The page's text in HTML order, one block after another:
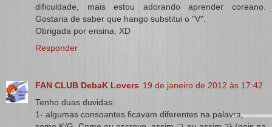
dificuldade, mais estou adorando aprender coreano.
Gostaria de saber que hango substitui o "V".
Obrigada por ensina. XD
Responder
FAN CLUB DebaK Lovers 19 de janeiro de 2012 às 17:42
Tenho duas duvidas:
1- algumas consoantes ficavam diferentes na palavra,